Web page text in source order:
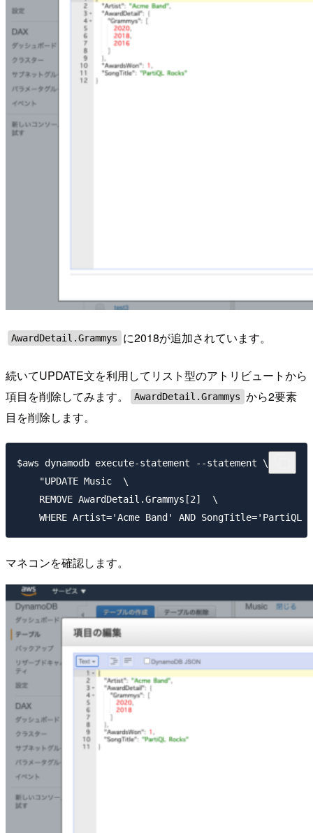
AwardDetail.Grammys に2018が追加されています。
続いてUPDATE文を利用してリスト型のアトリビュートから
項目を削除してみます。
AwardDetail.Grammys から2要素
目を削除します。
$aws dynamodb execute-statement --statement \
    "UPDATE Music  \
    REMOVE AwardDetail.Grammys[2]  \
マネコンを確認します。